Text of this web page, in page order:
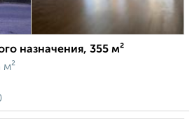
назначения, 355 м²
м²